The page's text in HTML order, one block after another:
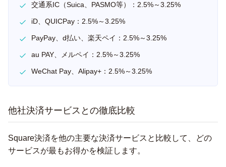
交通系IC（Suica、PASMO等）：2.5%～3.25%
iD、QUICPay：2.5%～3.25%
PayPay、d払い、楽天ペイ：2.5%～3.25%
au PAY、メルペイ：2.5%～3.25%
WeChat Pay、Alipay+：2.5%～3.25%
他社決済サービスとの徹底比較
Square決済を他の主要な決済サービスと比較して、どの
サービスが最もお得かを検証します。